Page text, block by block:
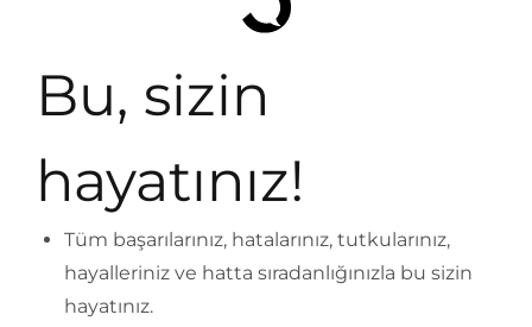
Bu, sizin
hayatınız!
Tüm başarılarınız, hatalarınız, tutkularınız,
hayalleriniz ve hatta sıradanlığınızla bu sizin
hayatınız.